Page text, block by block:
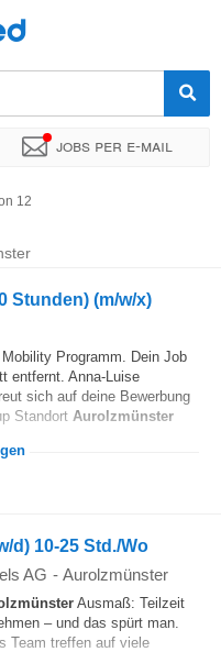
Jobs per e-mail
12
Stunden) (m/w/x)
Programm. Dein Job
entfernt. Anna-Luise
sich auf deine Bewerbung
Standort Aurolzmünster
d) 10-25 Std./Wo
AG - Aurolzmünster
Ausmaß: Teilzeit
– und das spürt man.
Team treffen auf viele